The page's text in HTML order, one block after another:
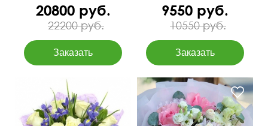
20800 руб.
22200 руб.
9550 руб.
10550 руб.